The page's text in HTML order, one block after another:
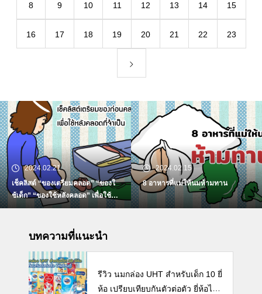
8 9 10 11 12 13 14 15
16 17 18 19 20 21 22 23
2024.02.21
เช็คลิสต์ “ของเตรียมคลอด” “ของใ
ช้เด็ก” “ของใช้หลังคลอด” เพื่อใช้ห
ลังคลอดที่จำเป็น
2024.02.15
8 อาหารที่แม่ให้นมห้ามทาน
บทความที่แนะนำ
รีวิว นมกล่อง UHT สำหรับเด็ก 10 ยี่
ห้อ เปรียบเทียบกันตัวต่อตัว ยี่ห้อไห